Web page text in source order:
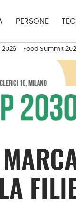
PERSONE
2026 Food Summit